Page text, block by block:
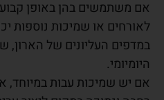
אם משתמשים בהן באופן
לאורחים או שמיכות נוספות
במדפים העליונים של הארון,
היומיומי.
אם יש שמיכות עבות במיוחד,